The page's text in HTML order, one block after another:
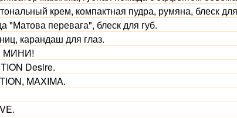
крем, компактная пудра, румяна, блеск
"Матова перевага", блеск для губ.
карандаш для глаз.
МИНИ!
Desire.
MAXIMA.